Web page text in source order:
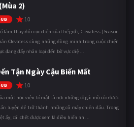
2)
10
làm thay đổi cục diện của thế giới, Clevatess (Season
Clevatess cùng những đồng minh trong cuộc chiến
đang đẩy nhân loại đến bờ vực diệ ...
Tận Ngày Cậu Biến Mất
10
một học viện bí mật là nơi những cô gái mồ côi được
luyện để trở thành những cỗ máy chiến đấu. Trong
ấy, cái chết được xem là điều hiển nh ...